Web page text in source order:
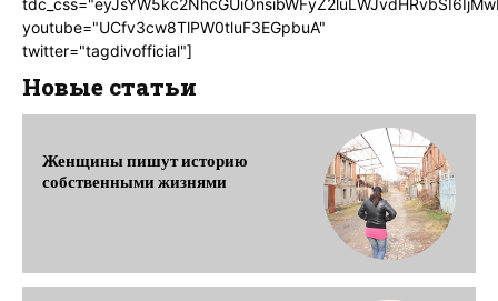
youtube="UCfv3cw8TlPW0tluF3EGpbuA"
twitter="tagdivofficial"]
Новые статьи
Женщины пишут историю
собственными жизнями